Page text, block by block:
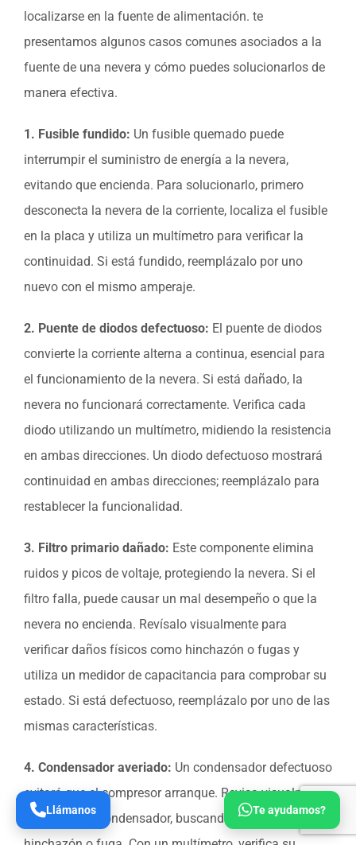
localizarse en la fuente de alimentación. te
presentamos algunos casos comunes asociados a la
fuente de una nevera y cómo puedes solucionarlos de
manera efectiva.
1. Fusible fundido: Un fusible quemado puede
interrumpir el suministro de energía a la nevera,
evitando que encienda. Para solucionarlo, primero
desconecta la nevera de la corriente, localiza el fusible
en la placa y utiliza un multímetro para verificar la
continuidad. Si está fundido, reemplázalo por uno
nuevo con el mismo amperaje.
2. Puente de diodos defectuoso: El puente de diodos
convierte la corriente alterna a continua, esencial para
el funcionamiento de la nevera. Si está dañado, la
nevera no funcionará correctamente. Verifica cada
diodo utilizando un multímetro, midiendo la resistencia
en ambas direcciones. Un diodo defectuoso mostrará
continuidad en ambas direcciones; reemplázalo para
restablecer la funcionalidad.
3. Filtro primario dañado: Este componente elimina
ruidos y picos de voltaje, protegiendo la nevera. Si el
filtro falla, puede causar un mal desempeño o que la
nevera no encienda. Revísalo visualmente para
verificar daños físicos como hinchazón o fugas y
utiliza un medidor de capacitancia para comprobar su
estado. Si está defectuoso, reemplázalo por uno de las
mismas características.
4. Condensador averiado: Un condensador defectuoso
evitará que el compresor arranque. Revisa visualmente
el estado del condensador, buscando signos de
Te ayudamos?
Llámanos